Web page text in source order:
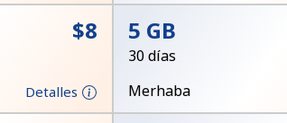
No se ha creado una
8 caracteres
mayúscula y una minúscula
⁦$8⁩
Detalles
5 GB
30 días
Merhaba